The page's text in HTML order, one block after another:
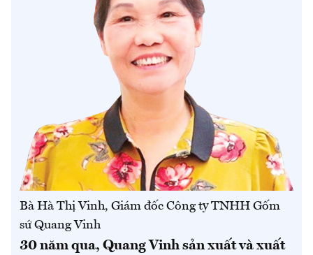
Bà Hà Thị Vinh, Giám đốc Công ty TNHH Gốm
sứ Quang Vinh
30 năm qua, Quang Vinh sản xuất và xuất